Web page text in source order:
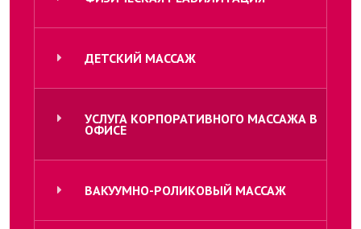
ДЕТСКИЙ МАССАЖ
УСЛУГА КОРПОРАТИВНОГО МАССАЖА В
ОФИСЕ
ВАКУУМНО-РОЛИКОВЫЙ МАССАЖ